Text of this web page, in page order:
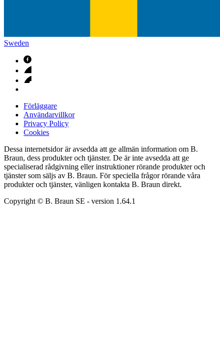
Sweden
Förläggare
Användarvillkor
Privacy Policy
Cookies
Dessa internetsidor är avsedda att ge allmän information om B.
Braun, dess produkter och tjänster. De är inte avsedda att ge
specialiserad rådgivning eller instruktioner rörande produkter och
tjänster som säljs av B. Braun. För speciella frågor rörande våra
produkter och tjänster, vänligen kontakta B. Braun direkt.
Copyright © B. Braun SE - version 1.64.1